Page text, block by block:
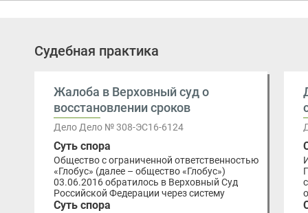
Судебная практика
Жалоба в Верховный суд о
восстановлении сроков
Дело Дело № 308-ЭС16-6124
Суть спора
Общество с ограниченной ответственностью
«Глобус» (далее – общество «Глобус»)
03.06.2016 обратилось в Верховный Суд
Российской Федерации через систему
Суть спора